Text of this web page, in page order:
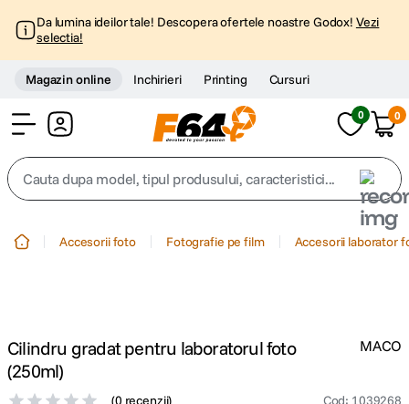
Da lumina ideilor tale! Descopera ofertele noastre Godox! Vezi
selectia!
Magazin online Inchirieri Printing Cursuri
0 0
Cauta dupa model, tipul produsului, caracteristici...
trepied telefon
Accesorii foto Fotografie pe film Accesorii laborator
Cilindru gradat pentru laboratorul foto
(250ml)
(0 recenzii) Cod: 1039268
MACO